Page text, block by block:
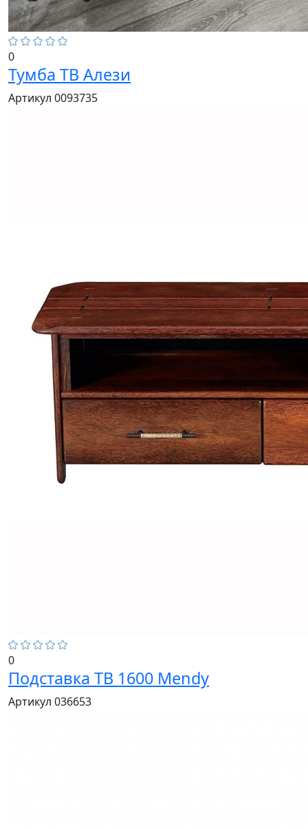
0
Тумба ТВ Алези
Артикул 0093735
0
Подставка ТВ 1600 Mendy
Артикул 036653